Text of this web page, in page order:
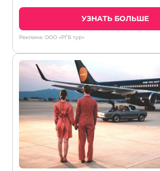
УЗНАТЬ БОЛЬШЕ
Реклама: ООО «РГБ тур»